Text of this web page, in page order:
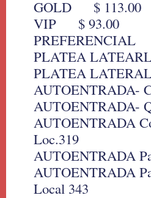
GOLD $ 113.00
VIP $ 93.00
PREFERENCIAL
PLATEA
PLATEA
AUTOENTRADA-
AUTOENTRADA-
AUTOENTRADA
Loc.319
AUTOENTRADA
AUTOENTRADA
Local 343